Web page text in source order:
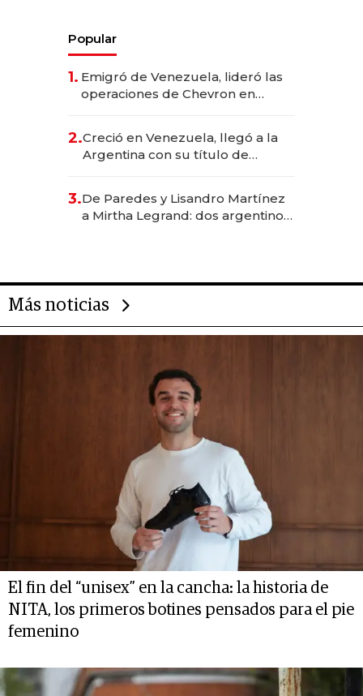
Popular
1. Emigró de Venezuela, lideró las
operaciones de Chevron en
2.Creció en Venezuela, llegó a la
Argentina con su título de
las marcas "fast premium"
3.De Paredes y Lisandro Martínez
a Mirtha Legrand: dos argentinos
Más noticias
El fin del “unisex” en la cancha: la historia de
NITA, los primeros botines pensados para el pie
femenino